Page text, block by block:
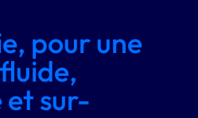
pour une
et sur-